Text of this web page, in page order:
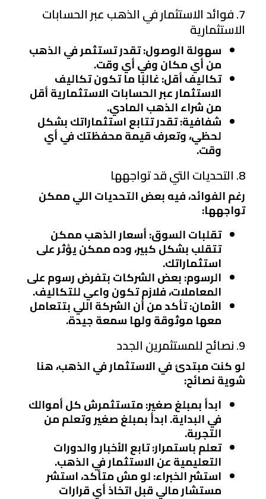
7. فوائد الاستثمار في الذهب عبر الحسابات
الاستثمارية
سهولة الوصول: تقدر تستثمر في الذهب
من أي مكان وفي أي وقت.
تكاليف أقل: غالبًا ما تكون تكاليف
الاستثمار عبر الحسابات الاستثمارية أقل
من شراء الذهب المادي.
شفافية: تقدر تتابع استثماراتك بشكل
لحظي، وتعرف قيمة محفظتك في أي
وقت.
8. التحديات التي قد تواجهها
رغم الفوائد، فيه بعض التحديات اللي ممكن
تواجهها:
تقلبات السوق: أسعار الذهب ممكن
تتقلب بشكل كبير، وده ممكن يؤثر على
استثماراتك.
الرسوم: بعض الشركات بتفرض رسوم على
المعاملات، فلازم تكون واعي للتكاليف.
الأمان: تأكد من أن الشركة اللي بتتعامل
معها موثوقة ولها سمعة جيدة.
9. نصائح للمستثمرين الجدد
لو كنت مبتدئ في الاستثمار في الذهب، هنا
شوية نصائح:
ابدأ بمبلغ صغير: متستثمرش كل أموالك
في البداية. ابدأ بمبلغ صغير وتعلم من
التجربة.
تعلم باستمرار: تابع الأخبار والدورات
التعليمية عن الاستثمار في الذهب.
استشر الخبراء: لو مش متأكد، استشر
مستشار مالي قبل اتخاذ أي قرارات